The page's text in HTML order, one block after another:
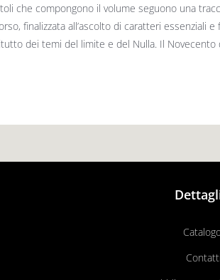
che compongono il volume seguono una
finalizzata all’ascolto di caratteri essenziali
dei temi del limite e del Nulla. Il
Contatti